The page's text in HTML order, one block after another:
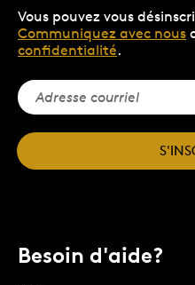
Vous pouvez vous
Communiquez avec nous
confidentialité.
Besoin d'aide?